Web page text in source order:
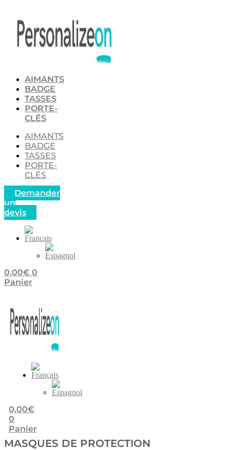
contenu
AIMANTS
BADGE
TASSES
PORTE-
CLÉS
AIMANTS
BADGE
TASSES
PORTE-
CLÉS
Demander
un
devis
0,00€ 0
Panier
0,00€
0
Panier
MASQUES DE PROTECTION